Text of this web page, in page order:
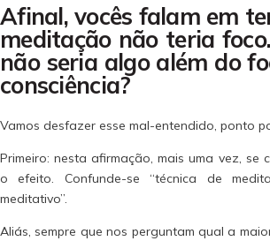
Afinal, vocês falam em
meditação não teria
não seria algo além do
consciência?
Vamos desfazer esse mal-entendido, ponto
Primeiro: nesta afirmação, mais uma vez, se
o efeito. Confunde-se “técnica de
meditativo”.
Aliás, sempre que nos perguntam qual a